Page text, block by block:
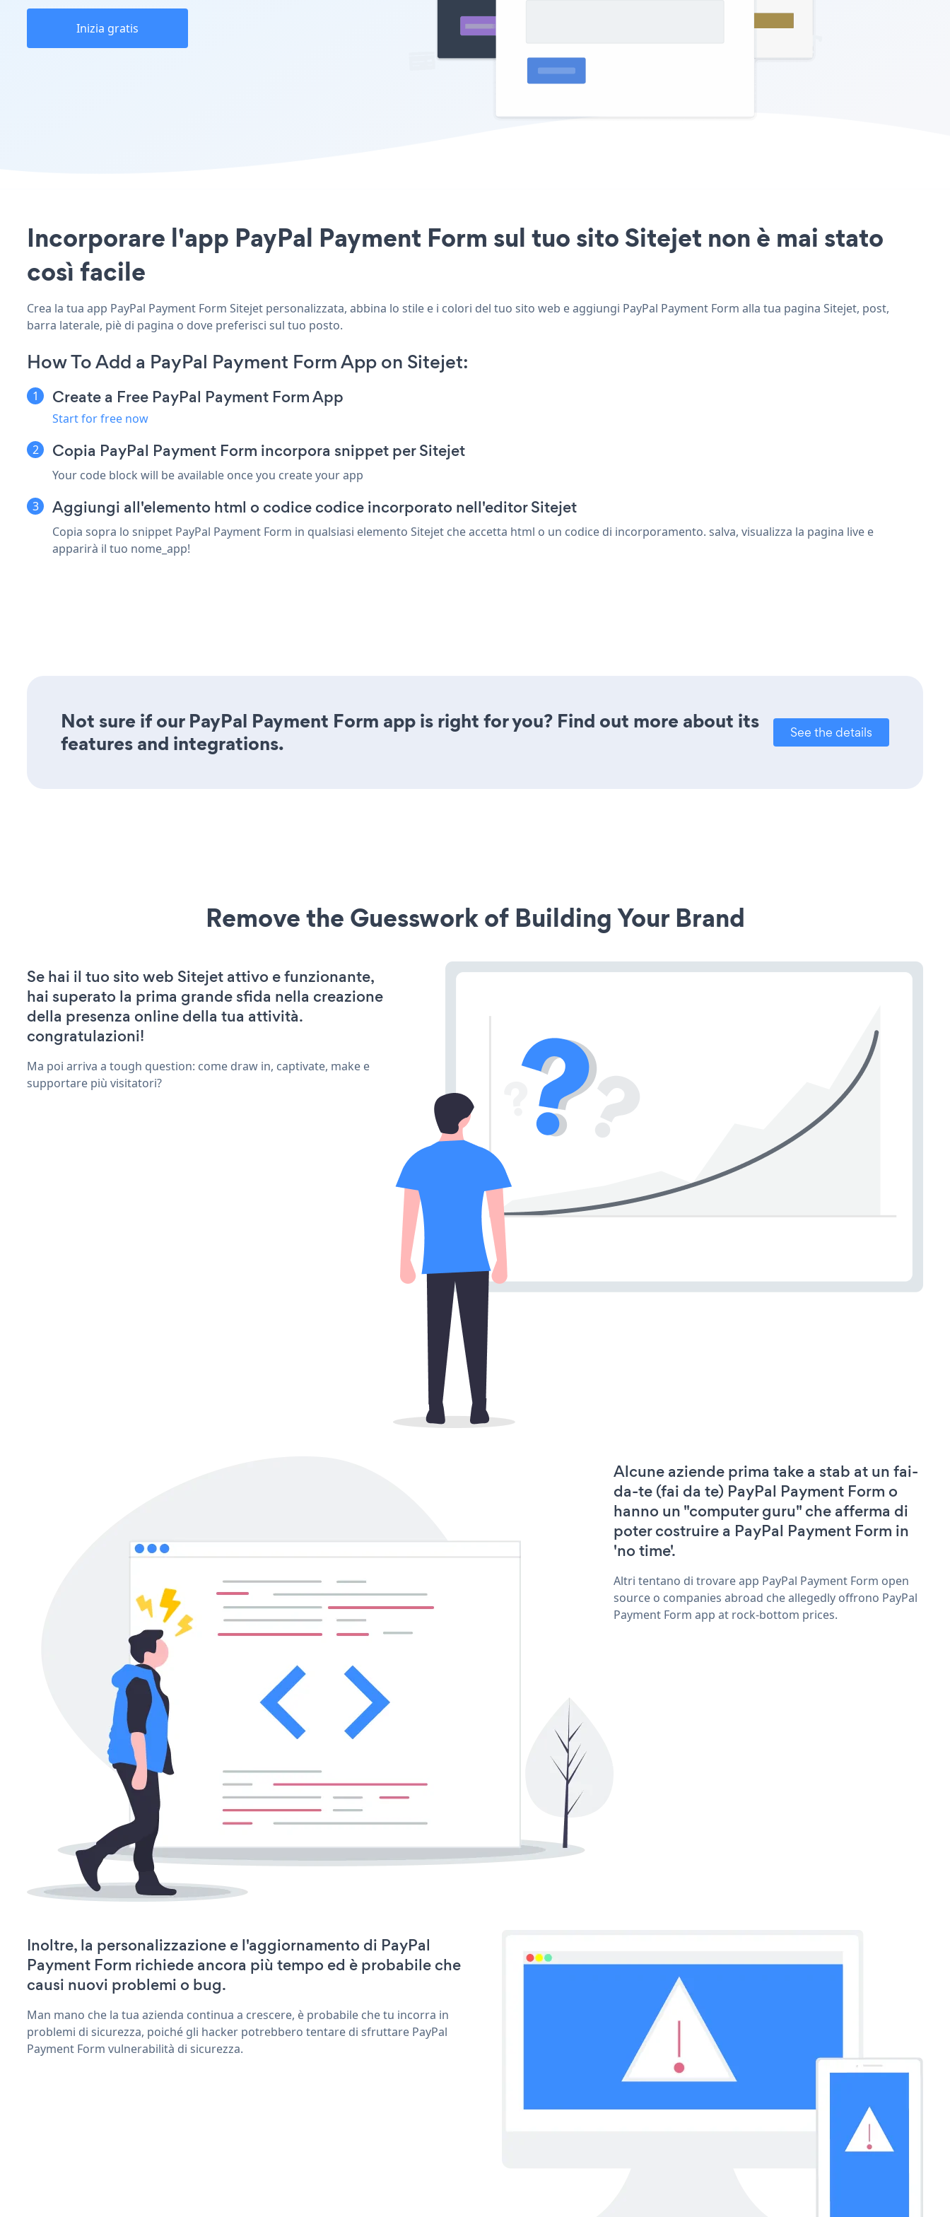
Inizia gratis
Incorporare l'app PayPal Payment Form sul tuo sito Sitejet non è mai stato
così facile
Crea la tua app PayPal Payment Form Sitejet personalizzata, abbina lo stile e i colori del tuo sito web e aggiungi PayPal Payment Form alla tua pagina Sitejet, post,
barra laterale, piè di pagina o dove preferisci sul tuo posto.
How To Add a PayPal Payment Form App on Sitejet:
Create a Free PayPal Payment Form App
Start for free now
Copia PayPal Payment Form incorpora snippet per Sitejet
Your code block will be available once you create your app
Aggiungi all'elemento html o codice codice incorporato nell'editor Sitejet
Copia sopra lo snippet PayPal Payment Form in qualsiasi elemento Sitejet che accetta html o un codice di incorporamento. salva, visualizza la pagina live e
apparirà il tuo nome_app!
Not sure if our PayPal Payment Form app is right for you? Find out more about its
features and integrations.
See the details
Remove the Guesswork of Building Your Brand
Se hai il tuo sito web Sitejet attivo e funzionante,
hai superato la prima grande sfida nella creazione
della presenza online della tua attività.
congratulazioni!
Ma poi arriva a tough question: come draw in, captivate, make e
supportare più visitatori?
Alcune aziende prima take a stab at un fai-
da-te (fai da te) PayPal Payment Form o
hanno un "computer guru" che afferma di
poter costruire a PayPal Payment Form in
'no time'.
Altri tentano di trovare app PayPal Payment Form open
source o companies abroad che allegedly offrono PayPal
Payment Form app at rock-bottom prices.
Inoltre, la personalizzazione e l'aggiornamento di PayPal
Payment Form richiede ancora più tempo ed è probabile che
causi nuovi problemi o bug.
Man mano che la tua azienda continua a crescere, è probabile che tu incorra in
problemi di sicurezza, poiché gli hacker potrebbero tentare di sfruttare PayPal
Payment Form vulnerabilità di sicurezza.